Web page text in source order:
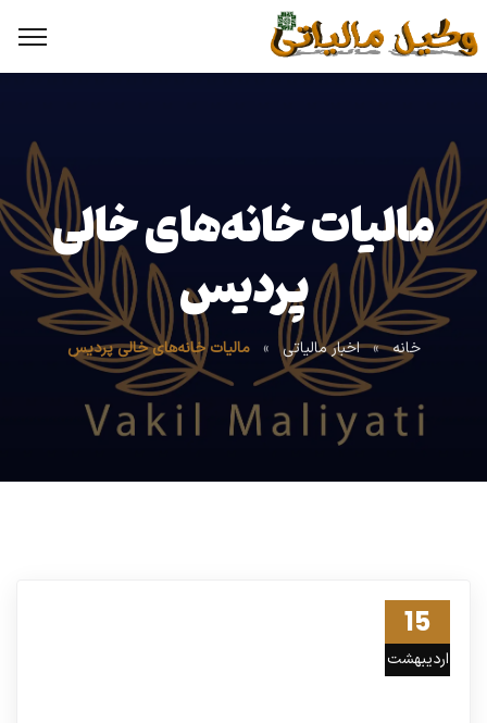
مالیات خانه‌های خالی
پردیس
خانه » اخبار مالیاتی » مالیات خانه‌های خالی پردیس
15
اردیبهشت